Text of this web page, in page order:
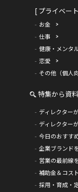
[ プライベー
お金
仕事
健康・メンタ
恋愛
その他（個人向
特集から資
ディレクター
ディレクター
今日のおすす
企業ブランド
営業の最前線
補助金＆コス
採用・育成・